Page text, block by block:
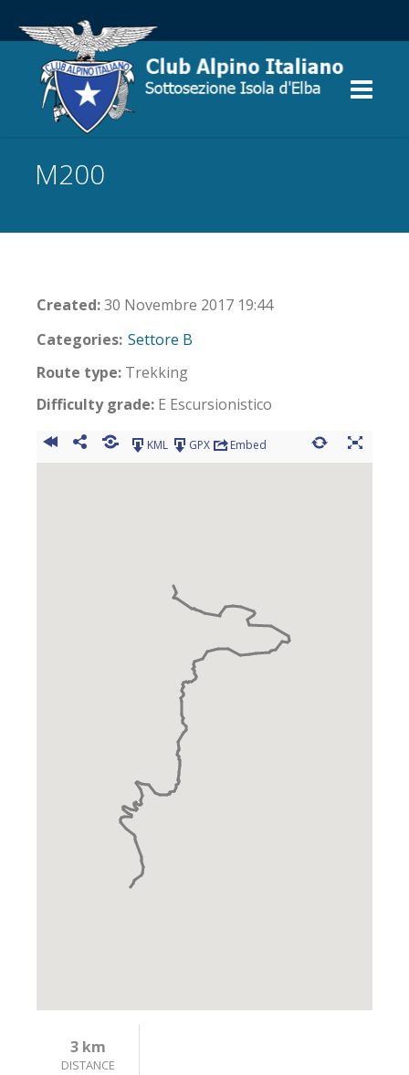
M200
Created:30 Novembre 2017 19:44
Categories: Settore B
Route type: Trekking
Difficulty grade: E Escursionistico
KML GPX Embed
DISTANCE
3 km